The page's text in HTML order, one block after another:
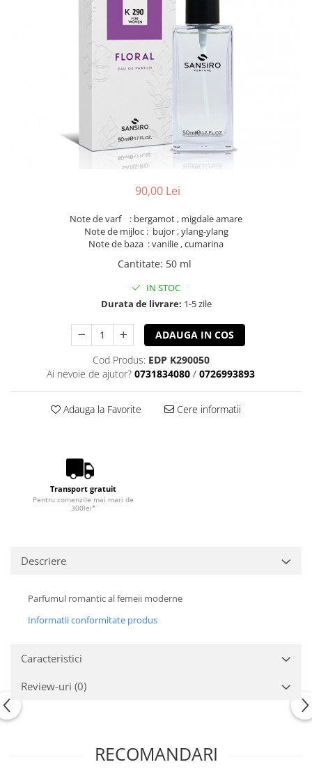
90,00 Lei
Note de varf : bergamot , migdale amare
Note de mijloc : bujor , ylang-ylang
Note de baza : vanilie , cumarina
Cantitate: 50 ml
IN STOC
Durata de livrare: 1-5 zile
ADAUGA IN COS
Cod Produs: EDP K290050
Ai nevoie de ajutor? 0731834080 / 0726993893
Adauga la Favorite Cere informatii
Transport gratuit
Pentru comenzile mai mari de
300lei*
Descriere
Parfumul romantic al femeii moderne
Informatii conformitate produs
Caracteristici
Review-uri (0)
RECOMANDARI